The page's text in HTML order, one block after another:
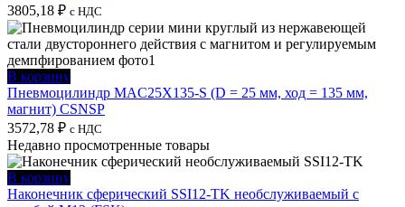
3805,18 ₽ с НДС
В корзину
Пневмоцилиндр MAC25X135-S (D = 25 мм, ход = 135 мм,
магнит) CSNSP
3572,78 ₽ с НДС
Недавно просмотренные товары
В корзину
Наконечник сферический SSI12-TK необслуживаемый с